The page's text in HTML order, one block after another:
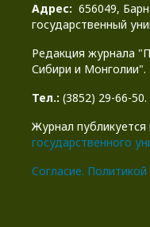
Адрес: 656049,
государственный
Редакция журнала
Сибири и Монголии".
Тел.: (3852) 29-66-50.
Журнал публикуется
государственного
Cогласие.